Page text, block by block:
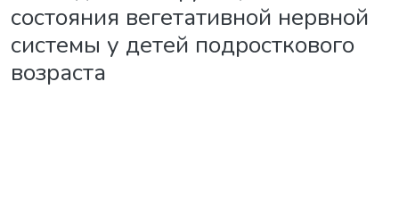
состояния вегетативной нервной
системы у детей подросткового
возраста